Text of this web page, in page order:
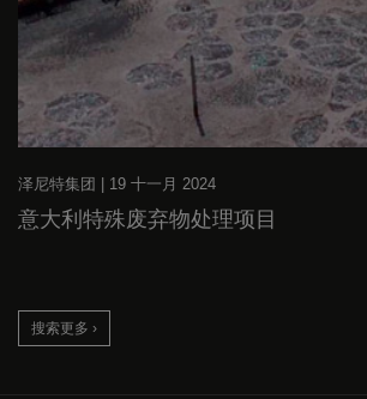
泽尼特集团 19 十一月 2024
意大利特殊废弃物处理项目
搜索更多 ›